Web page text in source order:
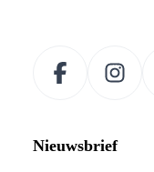
Nieuwsbrief